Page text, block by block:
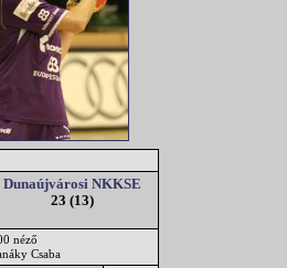
Dunaújvárosi NKKSE
23 (13)
néző
Csaba